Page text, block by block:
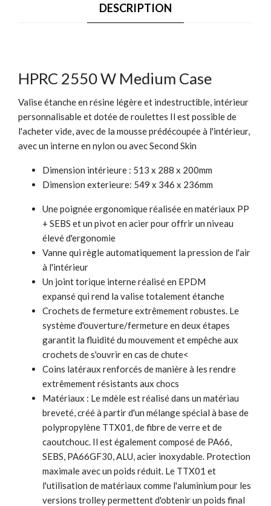
DESCRIPTION
HPRC 2550 W Medium Case
Valise étanche en résine légère et indestructible, intérieur
personnalisable et dotée de roulettes Il est possible de
l'acheter vide, avec de la mousse prédécoupée à l'intérieur,
avec un interne en nylon ou avec Second Skin
Dimension intérieure : 513 x 288 x 200mm
Dimension exterieure: 549 x 346 x 236mm
Une poignée ergonomique réalisée en matériaux PP
+ SEBS et un pivot en acier pour offrir un niveau
élevé d'ergonomie
Vanne qui règle automatiquement la pression de l'air
à l'intérieur
Un joint torique interne réalisé en EPDM
expansé qui rend la valise totalement étanche
Crochets de fermeture extrêmement robustes. Le
système d'ouverture/fermeture en deux étapes
garantit la fluidité du mouvement et empêche aux
crochets de s'ouvrir en cas de chute<
Coins latéraux renforcés de manière à les rendre
extrêmement résistants aux chocs
Matériaux : Le mdèle est réalisé dans un matériau
breveté, créé à partir d'un mélange spécial à base de
polypropylène TTX01, de fibre de verre et de
caoutchouc. Il est également composé de PA66,
SEBS, PA66GF30, ALU, acier inoxydable. Protection
maximale avec un poids réduit. Le TTX01 et
l'utilisation de matériaux comme l'aluminium pour les
versions trolley permettent d'obtenir un poids final